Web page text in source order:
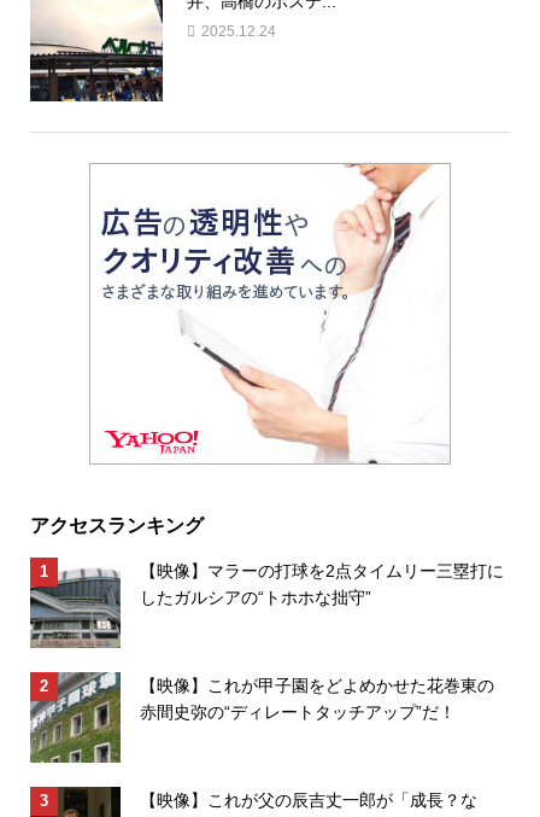
2025.12.24
アクセスランキング
【映像】マラーの打球を2点タイムリー三塁打に
したガルシアの“トホホな拙守”
【映像】これが甲子園をどよめかせた花巻東の
赤間史弥の“ディレートタッチアップ”だ！
【映像】これが父の辰吉丈一郎が「成長？な